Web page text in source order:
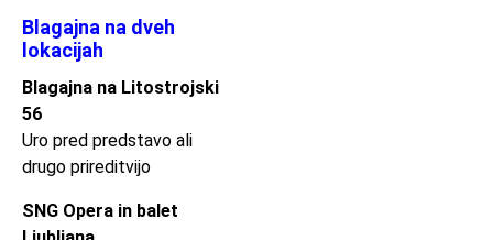
Blagajna na dveh
lokacijah
Blagajna na Litostrojski
56
Uro pred predstavo ali
drugo prireditvijo
SNG Opera in balet